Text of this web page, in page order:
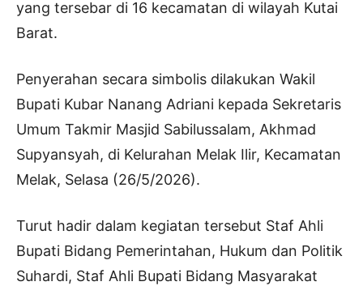
yang tersebar di 16 kecamatan di wilayah Kutai
Barat.
Penyerahan secara simbolis dilakukan Wakil
Bupati Kubar Nanang Adriani kepada Sekretaris
Umum Takmir Masjid Sabilussalam, Akhmad
Supyansyah, di Kelurahan Melak Ilir, Kecamatan
Melak, Selasa (26/5/2026).
Turut hadir dalam kegiatan tersebut Staf Ahli
Bupati Bidang Pemerintahan, Hukum dan Politik
Suhardi, Staf Ahli Bupati Bidang Masyarakat